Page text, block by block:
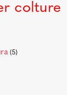
colture
(5)